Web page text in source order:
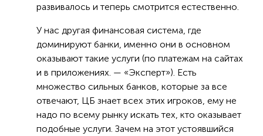
развивалось и теперь смотрится естественно.
У нас другая финансовая система, где
доминируют банки, именно они в основном
оказывают такие услуги (по платежам на сайтах
и в приложениях. — «Эксперт»). Есть
множество сильных банков, которые за все
отвечают, ЦБ знает всех этих игроков, ему не
надо по всему рынку искать тех, кто оказывает
подобные услуги. Зачем на этот устоявшийся